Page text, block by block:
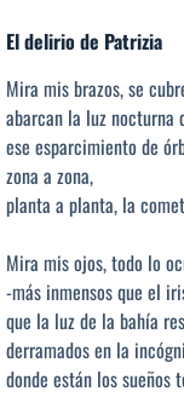
El delirio de Patrizia
Mira mis brazos, se
abarcan la luz nocturna
ese esparcimiento de
zona a zona,
planta a planta, la
Mira mis ojos, todo lo
-más inmensos que el
que la luz de la bahía
derramados en la
donde están los sueños